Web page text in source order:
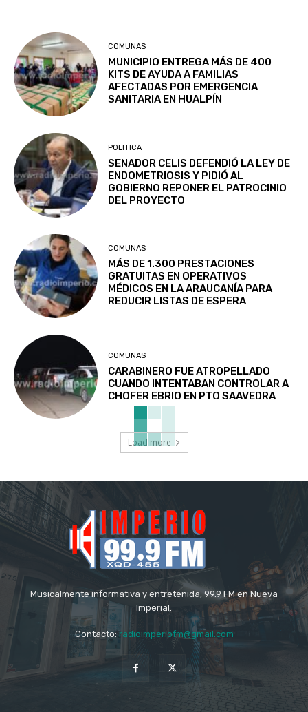
COMUNAS
MUNICIPIO ENTREGA MÁS DE 400
KITS DE AYUDA A FAMILIAS
AFECTADAS POR EMERGENCIA
SANITARIA EN HUALPÍN
POLITICA
SENADOR CELIS DEFENDIÓ LA LEY DE
ENDOMETRIOSIS Y PIDIÓ AL
GOBIERNO REPONER EL PATROCINIO
DEL PROYECTO
COMUNAS
MÁS DE 1.300 PRESTACIONES
GRATUITAS EN OPERATIVOS
MÉDICOS EN LA ARAUCANÍA PARA
REDUCIR LISTAS DE ESPERA
COMUNAS
CARABINERO FUE ATROPELLADO
CUANDO INTENTABAN CONTROLAR A
CHOFER EBRIO EN PTO SAAVEDRA
Load more
Musicalmente informativa y entretenida, 99.9 FM en Nueva
Imperial.
Contacto:radioimperiofm@gmail.com